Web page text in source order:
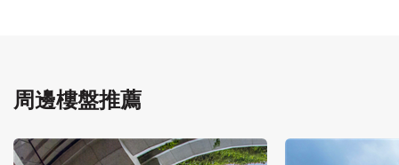
周邊樓盤推薦